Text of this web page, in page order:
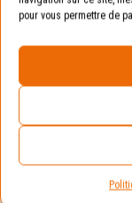
pour vous permettre de
marge de
adaptée